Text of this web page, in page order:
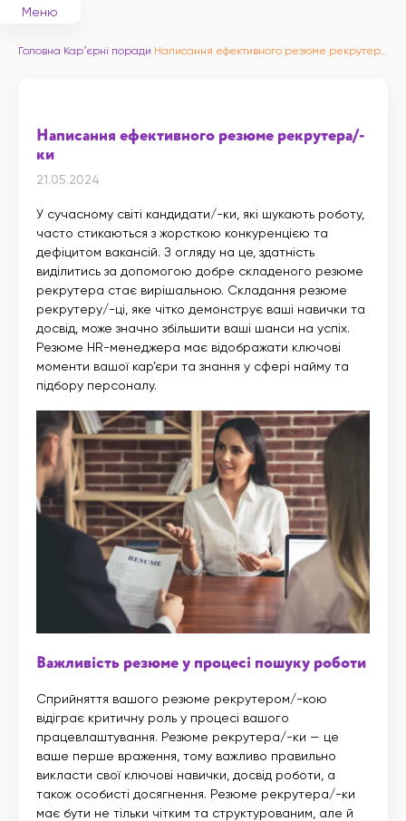
Меню
Головна Карʼєрні поради Написання ефективного резюме рекрутера/-ки
Написання ефективного резюме рекрутера/-
ки
21.05.2024
У сучасному світі кандидати/-ки, які шукають роботу,
часто стикаються з жорсткою конкуренцією та
дефіцитом вакансій. З огляду на це, здатність
виділитись за допомогою добре складеного резюме
рекрутера стає вирішальною. Складання резюме
рекрутеру/-ці, яке чітко демонструє ваші навички та
досвід, може значно збільшити ваші шанси на успіх.
Резюме HR-менеджера має відображати ключові
моменти вашої кар’єри та знання у сфері найму та
підбору персоналу.
Важливість резюме у процесі пошуку роботи
Сприйняття вашого резюме рекрутером/-кою
відіграє критичну роль у процесі вашого
працевлаштування. Резюме рекрутера/-ки — це
ваше перше враження, тому важливо правильно
викласти свої ключові навички, досвід роботи, а
також особисті досягнення. Резюме рекрутера/-ки
має бути не тільки чітким та структурованим, але й